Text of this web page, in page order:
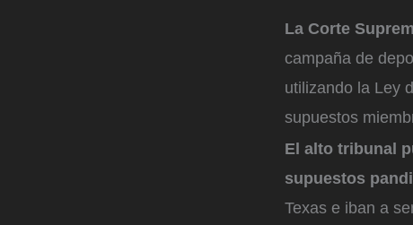
La Corte
campaña de
utilizando la Ley
supuestos
El alto tribunal
supuestos
Texas e iban a